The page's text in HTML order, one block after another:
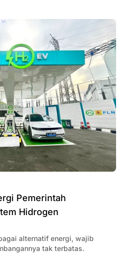
Pemerintah
Hidrogen
alternatif energi, wajib
tak terbatas.